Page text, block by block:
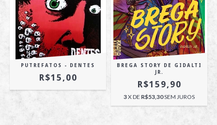
PUTREFATOS - DENTES
R$15,00
BREGA STORY DE GIDALTI
JR.
R$159,90
3X DE R$53,30SEM JUROS